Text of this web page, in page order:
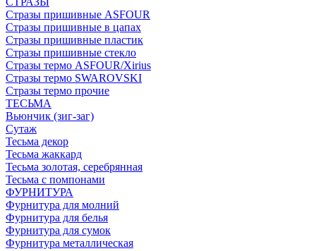
Стразы пришивные ASFOUR
Стразы пришивные в цапах
Стразы пришивные пластик
Стразы пришивные стекло
Стразы термо ASFOUR/Xirius
Стразы термо SWAROVSKI
Стразы термо прочие
ТЕСЬМА
Вьюнчик (зиг-заг)
Сутаж
Тесьма декор
Тесьма жаккард
Тесьма золотая, серебрянная
Тесьма с помпонами
ФУРНИТУРА
Фурнитура для молний
Фурнитура для белья
Фурнитура для сумок
Фурнитура металлическая